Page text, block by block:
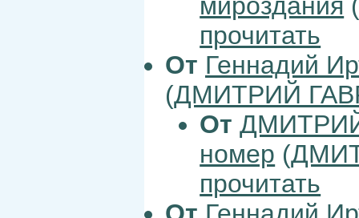
прочитать
От Геннадий
(ДМИТРИЙ
От
номер (
прочитать